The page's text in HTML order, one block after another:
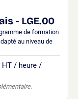
- LGE.00
de formation
au niveau de
HT / heure /